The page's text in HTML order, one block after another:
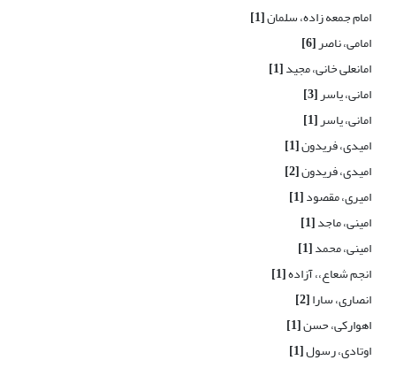
امام جمعه زاده، سلمان[1]
امامی، ناصر[6]
امانعلی خانی، مجید[1]
امانی، یاسر[3]
امانی، یاسر[1]
امیدی، فریدون[1]
امیدی، فریدون[2]
امیری، مقصود[1]
امینی، ماجد[1]
امینی، محمد[1]
انجم شعاع،، آزاده[1]
انصاری، سارا[2]
اهوارکی، حسن[1]
اوتادی، رسول[1]